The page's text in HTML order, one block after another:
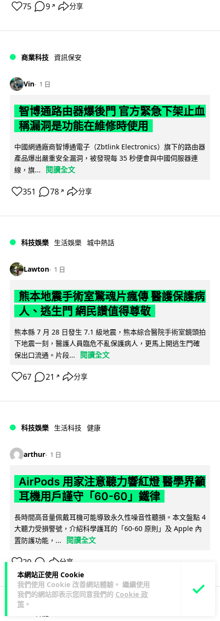
本網站正使用 Cookie
我們使用 Cookie 改善網站體驗。 繼續使用
我們的網站即表示您同意我們的 Cookie 政
策 。
75 9 ↗ 分享
商業科技 資訊保安
Vin 1 日
智博通路由器爆後門 官方緊急下架止血
稱漏洞是功能在維修時使用
中國網通廠商智博通電子（Zbtlink Electronics）旗下的路由器
產品爆出嚴重安全漏洞，被發現每 35 秒便會與中國伺服器連
線，旗...
閱讀全文
351 78 ↗ 分享
科技娛樂 生活娛樂 城中熱話
Lawton 1 日
熊本地震手術室驚魂片瘋傳 醫護保護病
人、逃生門 網民讚值得尊敬
熊本縣 7 月 28 日發生 7.1 級地震，熊本綜合醫院手術室鏡頭拍
下地震一刻，醫護人員臨危不亂保護病人，更馬上開逃生門確
保出口流通。片段...
閱讀全文
67 21 ↗ 分享
科技娛樂 生活科技 健康
arthur 1 日
AirPods 用家注意聽力響紅燈 醫學界籲
耳機用戶謹守「60-60」鐵律
長時間高音量佩戴耳機可能導致永久性噪音性聽損。本文盤點 4
大聽力受損警號，介紹科學護耳的「60-60 原則」及 Apple 內
置防護功能，...
閱讀全文
20 分享